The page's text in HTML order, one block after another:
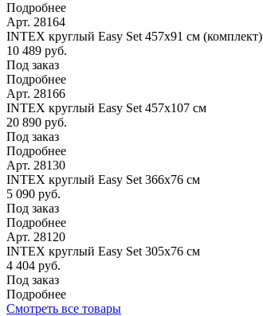
Подробнее
Арт. 28164
INTEX круглый Easy Set 457х91 см (комплект)
10 489 руб.
Под заказ
Подробнее
Арт. 28166
INTEX круглый Easy Set 457х107 см
20 890 руб.
Под заказ
Подробнее
Арт. 28130
INTEX круглый Easy Set 366х76 см
5 090 руб.
Под заказ
Подробнее
Арт. 28120
INTEX круглый Easy Set 305х76 см
4 404 руб.
Под заказ
Подробнее
Смотреть все товары